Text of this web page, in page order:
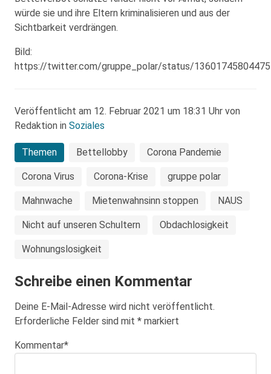
würde sie und ihre Eltern kriminalisieren und aus der
Sichtbarkeit verdrängen.
Bild:
https://twitter.com/gruppe_polar/status/
Veröffentlicht am 12. Februar 2021 um 18:31 Uhr von
Redaktion in Soziales
Themen Bettellobby Corona Pandemie
Corona Virus Corona-Krise gruppe polar
Mahnwache Mietenwahnsinn stoppen NAUS
Nicht auf unseren Schultern Obdachlosigkeit
Wohnungslosigkeit
Schreibe einen Kommentar
Deine E-Mail-Adresse wird nicht veröffentlicht.
Erforderliche Felder sind mit * markiert
Kommentar*